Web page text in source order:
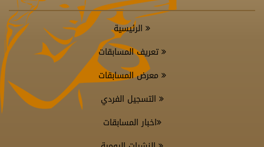
الرئيسية
تعريف المسابقات
معرض المسابقات
التسجيل الفردي
اخبار المسابقات